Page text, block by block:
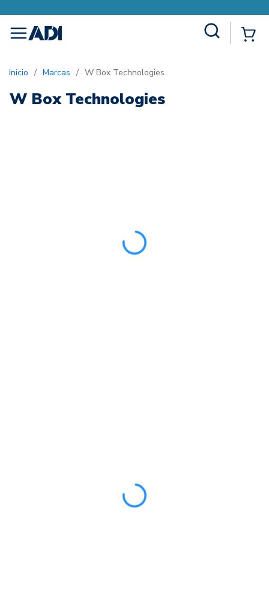
menu
Inicio / Marcas / W Box Technologies
W Box Technologies